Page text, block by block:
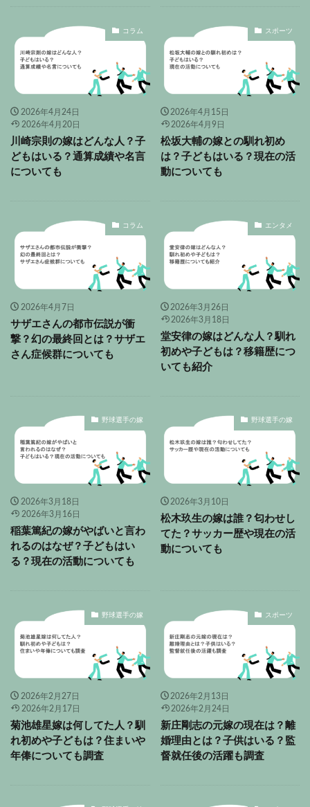
コラム
2026年4月24日
2026年4月20日
川崎宗則の嫁はどんな人？子
どもはいる？通算成績や名言
についても
スポーツ
2026年4月15日
2026年4月9日
松坂大輔の嫁との馴れ初め
は？子どもはいる？現在の活
動についても
コラム
2026年4月7日
サザエさんの都市伝説が衝
撃？幻の最終回とは？サザエ
さん症候群についても
エンタメ
2026年3月26日
2026年3月18日
堂安律の嫁はどんな人？馴れ
初めや子どもは？移籍歴につ
いても紹介
野球選手の嫁
2026年3月18日
2026年3月16日
稲葉篤紀の嫁がやばいと言わ
れるのはなぜ？子どもはい
る？現在の活動についても
野球選手の嫁
2026年3月10日
松木玖生の嫁は誰？匂わせし
てた？サッカー歴や現在の活
動についても
野球選手の嫁
2026年2月27日
2026年2月17日
菊池雄星嫁は何してた人？馴
れ初めや子どもは？住まいや
年俸についても調査
スポーツ
2026年2月13日
2026年2月24日
新庄剛志の元嫁の現在は？離
婚理由とは？子供はいる？監
督就任後の活躍も調査